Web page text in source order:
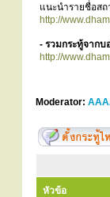
แนะนำรายชื่อส
http://
- รวมกระทู้จากบ
http://
Moderator:
หัวข้อ